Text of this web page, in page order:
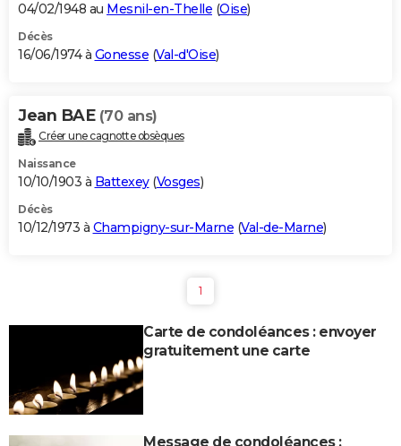
04/02/1948 au Mesnil-en-Thelle (Oise)
Décès
16/06/1974 à Gonesse (Val-d'Oise)
Jean BAE (70 ans)
Créer une cagnotte obsèques
Naissance
10/10/1903 à Battexey(Vosges)
Décès
10/12/1973 à Champigny-sur-Marne (Val-de-Marne)
1
Carte de condoléances : envoyer
gratuitement une carte
Message de condoléances :